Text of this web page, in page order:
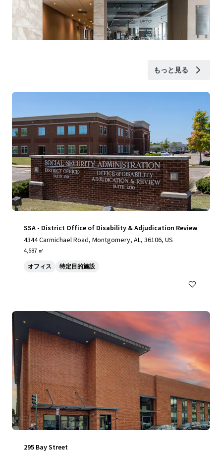
もっと見る
SSA - District Office of Disability & Adjudication Review
4344 Carmichael Road, Montgomery, AL, 36106, US
4,587 ㎡
オフィス 特定目的施設
295 Bay Street